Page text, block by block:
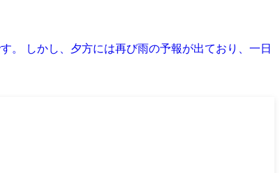
。 しかし、夕方には再び雨の予報が出ており、一日